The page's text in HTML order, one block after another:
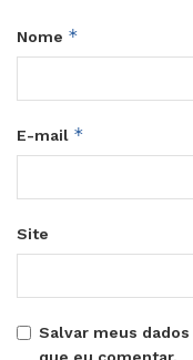
Nome *
E-mail *
Site
Salvar meus
que eu comentar.